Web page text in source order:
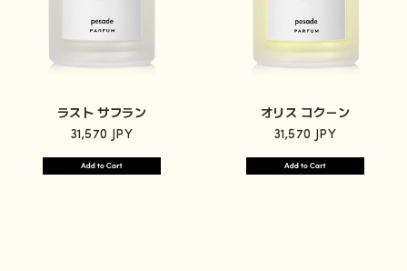
ラスト サフラン
31,570 JPY
オリス コクーン
31,570 JPY